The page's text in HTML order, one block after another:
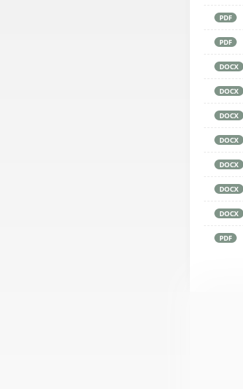
PDF
PDF
DOCX
DOCX
DOCX
DOCX
DOCX
DOCX
DOCX
PDF